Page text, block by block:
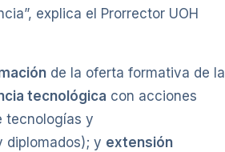
explica el Prorrector UOH
de la oferta formativa de la
tecnológica con acciones
tecnologías y
diplomados); y extensión